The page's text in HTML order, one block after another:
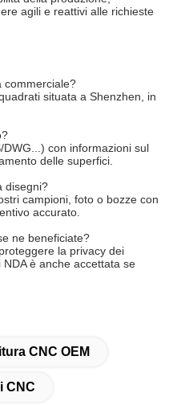
agili e reattivi alle richieste
commerciale?
situata a Shenzhen, in
con informazioni sul
delle superfici.
disegni?
campioni, foto o bozze con
accurato.
ne beneficiate?
la privacy dei
è anche accettata se
CNC OEM
CNC